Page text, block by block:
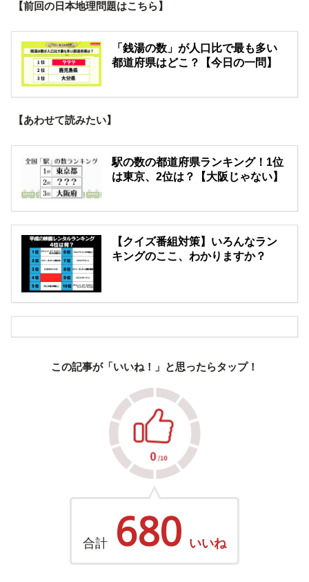
【前回の日本地理問題はこちら】
「銭湯の数」が人口比で最も多い
都道府県はどこ？【今日の一問】
【あわせて読みたい】
駅の数の都道府県ランキング！1位
は東京、2位は？【大阪じゃない】
【クイズ番組対策】いろんなラン
キングのここ、わかりますか？
この記事が「いいね！」と思ったらタップ！
合計 680 いいね